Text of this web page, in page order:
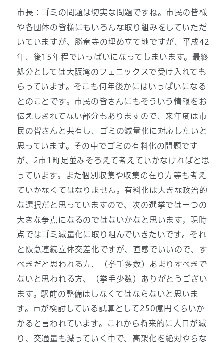
市長：ゴミの問題は切実な問題ですね。市民の皆様
や各団体の皆様にもいろんな取り組みをしていただ
いていますが、勝竜寺の埋め立て地ですが、平成42
年、後15年程でいっぱいになってしまいます。最終
処分としては大阪湾のフェニックスで受け入れても
らっています。そこも何年後かにはいっぱいになる
とのことです。市民の皆さんにもそういう情報をお
伝えしきれてない部分もありますので、来年度は市
民の皆さんと共有し、ゴミの減量化に対応したいと
思っています。その中でゴミの有料化の問題です
が、2市1町足並みそろえて考えていかなければと思
っています。また個別収集や収集の在り方等も考え
ていかなくてはなりません。有料化は大きな政治的
な選択だと思っていますので、次の選挙では一つの
大きな争点になるのではないかなと思います。現時
点ではゴミ減量化に取り組んでいきたいです。それ
と阪急連続立体交差化ですが、直感でいいので、す
べきだと思われる方、（挙手多数）あまりすべきで
ないと思われる方、（挙手少数）ありがとうござい
ます。駅前の整備はしなくてはならないと思いま
す。市が検討している試算として250億円くらいか
かると言われています。これから将来的に人口が減
り、交通量も減っていく中で、高架化を絶対やらな